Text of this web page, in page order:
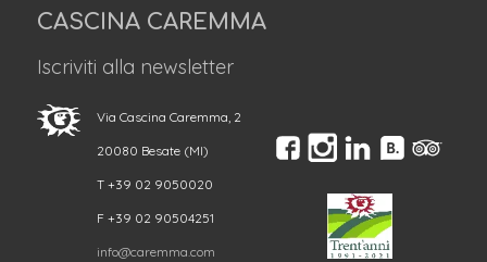
CASCINA CAREMMA
Iscriviti alla newsletter
Via Cascina Caremma, 2
20080 Besate (MI)
T +39 02 9050020
F +39 02 90504251
info@caremma.com